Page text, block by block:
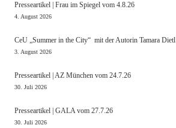
Presseartikel | Frau im Spiegel vom 4.8.26
4. August 2026
CeU „Summer in the City“ mit der Autorin Tamara Dietl
3. August 2026
Presseartikel | AZ München vom 24.7.26
30. Juli 2026
Presseartikel | GALA vom 27.7.26
30. Juli 2026